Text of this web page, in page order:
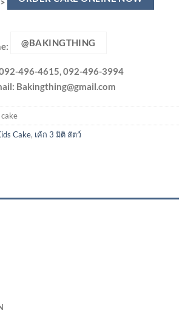
@BAKINGTHING
496-4615, 092-496-3994
Bakingthing@gmail.com
Cake, เค้ก 3 มิติ สัตว์